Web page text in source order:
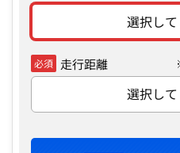
選択し
必須 走行距離
選択し